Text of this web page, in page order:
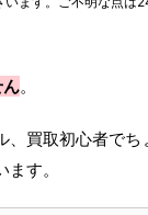
。
買取初心者でち
す。